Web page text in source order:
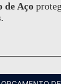
de Aço
.